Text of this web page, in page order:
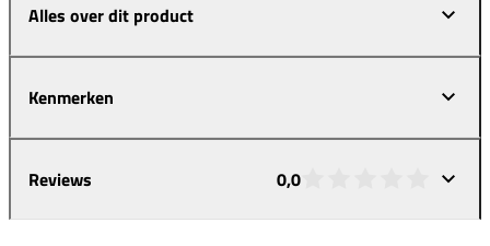
Alles over dit product
Kenmerken
Reviews 0,0